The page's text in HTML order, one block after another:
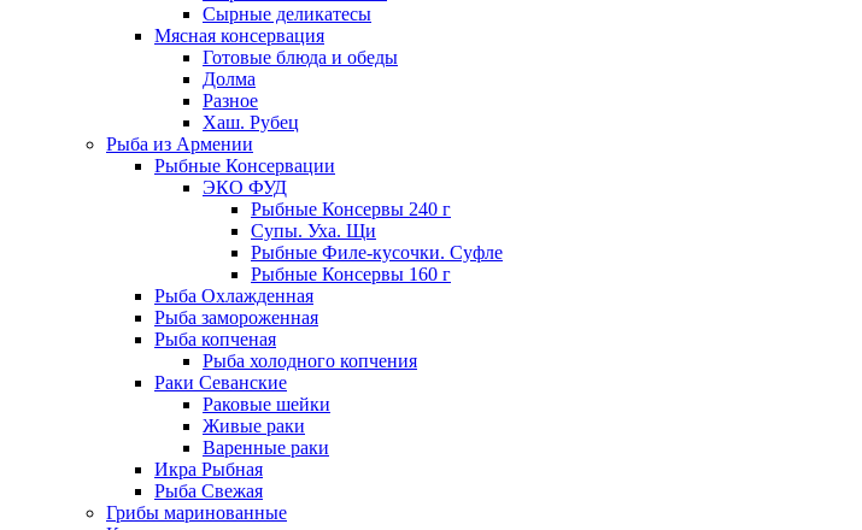
Сырные деликатесы
Мясная консервация
Готовые блюда и обеды
Долма
Разное
Хаш. Рубец
Рыба из Армении
Рыбные Консервации
ЭКО ФУД
Рыбные Консервы 240 г
Супы. Уха. Щи
Рыбные Филе-кусочки. Суфле
Рыбные Консервы 160 г
Рыба Охлажденная
Рыба замороженная
Рыба копченая
Рыба холодного копчения
Раки Севанские
Раковые шейки
Живые раки
Варенные раки
Икра Рыбная
Рыба Свежая
Грибы маринованные